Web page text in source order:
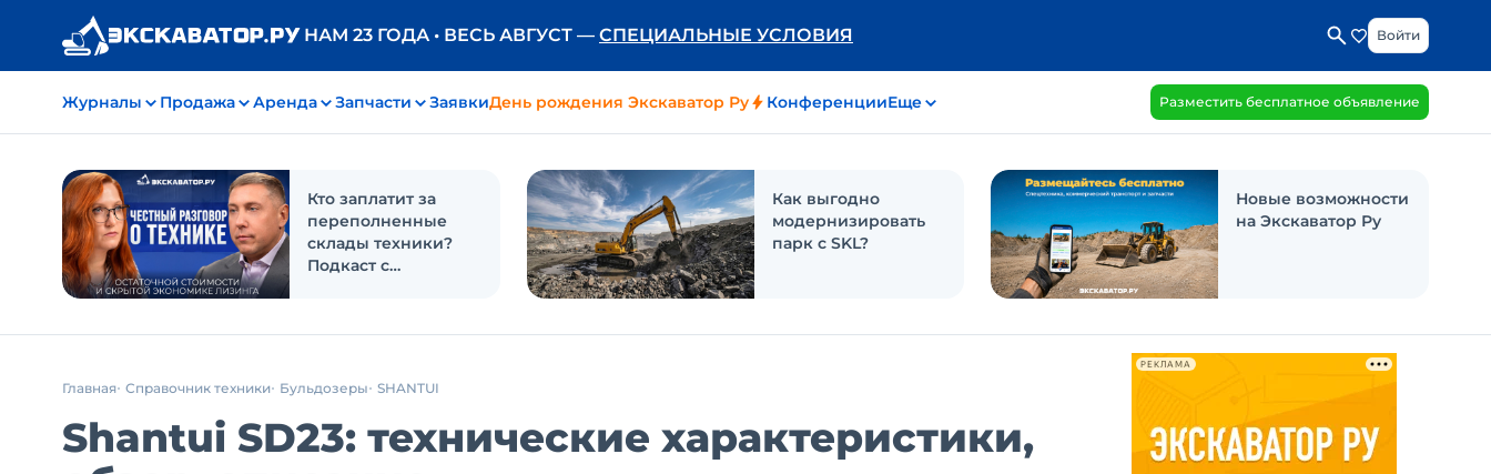
НАМ 23 ГОДА • ВЕСЬ АВГУСТ — СПЕЦИАЛЬНЫЕ УСЛОВИЯ Войти
Журналы Продажа Аренда Запчасти ЗаявкиДень рождения Экскаватор Ру КонференцииЕще Разместить бесплатное объявление
Кто заплатит за
переполненные
склады техники?
Подкаст с
Как выгодно
модернизировать
парк с SKL?
Новые возможности
на Экскаватор Ру
Главная Справочник техники Бульдозеры SHANTUI
Shantui SD23: технические характеристики,
РЕКЛАМА